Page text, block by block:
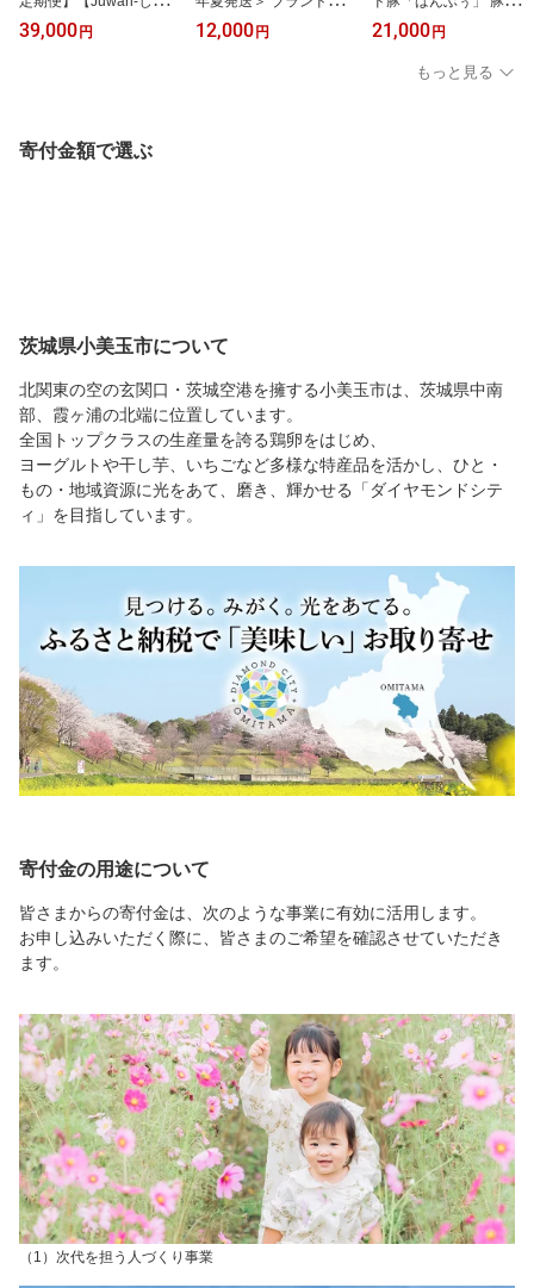
り-】お楽しみとうもろこ
し 4kg以上 野菜 41-G
39,000 円
もろこし【Juwari-じゅわ
り-】ドルチェドリーム
12,000 円
スライス 1.5kg (250g x 6
パック) 豚バラ肉 豚バラ
スライス 豚ばら 小分け
豚肉 うす切り 薄切り 国
21,000 円
もっと見る
寄付金額で選ぶ
茨城県小美玉市について
北関東の空の玄関口・茨城空港を擁する小美玉市は、茨城県中南
部、霞ヶ浦の北端に位置しています。
全国トップクラスの生産量を誇る鶏卵をはじめ、
ヨーグルトや干し芋、いちごなど多様な特産品を活かし、ひと・
もの・地域資源に光をあて、磨き、輝かせる「ダイヤモンドシテ
ィ」を目指しています。
寄付金の用途について
皆さまからの寄付金は、次のような事業に有効に活用します。
お申し込みいただく際に、皆さまのご希望を確認させていただき
ます。
（1）次代を担う人づくり事業